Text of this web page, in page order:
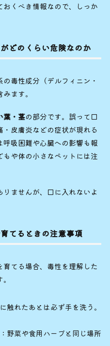
くべき情報なので、しっか
どのくらい危険なのか
毒性成分（デルフィニン・
ます。
葉・茎の部分です。誤って口
皮膚炎などの症状が現れる
吸困難や心臓への影響も報
や体の小さなペットには注
ませんが、口に入れないよ
てるときの注意事項
てる場合、毒性を理解した
触れたあとは必ず手を洗う。
：野菜や食用ハーブと同じ場所